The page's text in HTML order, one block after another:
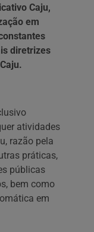
Caju,
em
diretrizes
atividades
razão pela
práticas,
públicas
bem como
em